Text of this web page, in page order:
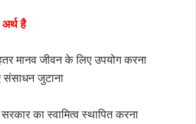
है
मानव जीवन के लिए उपयोग करना
संसाधन जुटाना
का स्वामित्व स्थापित करना